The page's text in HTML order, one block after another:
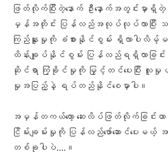
ဖြတ်လိုက်ပြီးတဲ့နောက် ဦးနှောက်အတွင်းမှ
မှန်အတိုင်း ပြန်လည်အလုပ်လုပ်လာပြီး သဘ
ကြည်နူးမှုကို ခံစားနိုင်စွမ်း ရှိလာပါ
ထိန်းချုပ်နိုင်စွမ်း ပြန်လည်ရရှိလာခြ
ဆိုင်ရာ ကြံ့ခိုင်မှုကို မြှင့်တင်ပေးပြီး လူ
မှုအပြည့်နဲ့ ရပ်တည်နိုင်စေမှာပါ။
အမှန်တကယ်တော့ ဆေးလိပ်ဖြတ်လိုက်ခြင်း
ငြိမ်းချမ်းမှုကို ပြန်လည်ဖော်ဆောင်ပေးမယ့် အက
တစ်ခုပါပဲ….။